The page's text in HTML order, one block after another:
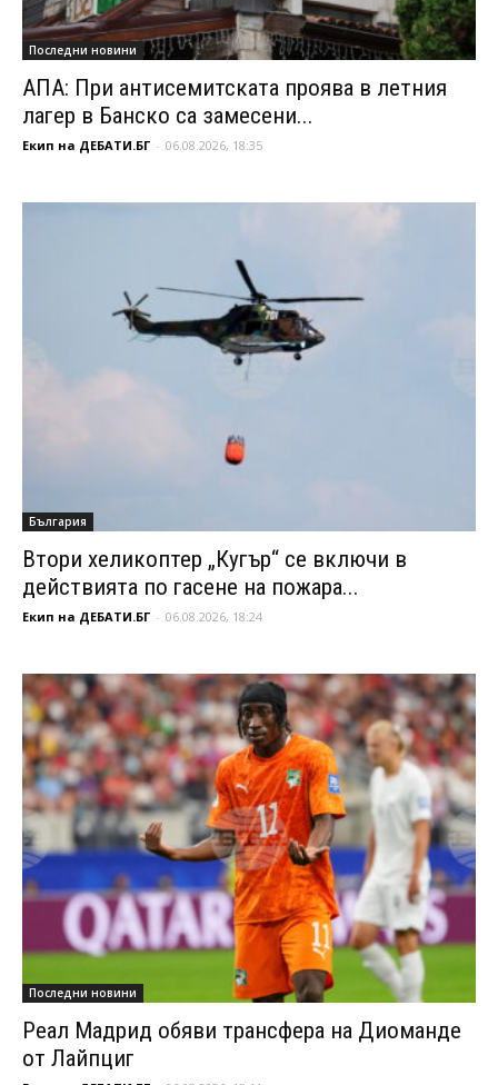
Последни новини
АПА: При антисемитската проява в летния
лагер в Банско са замесени...
Екип на ДЕБАТИ.БГ - 06.08.2026, 18:35
България
Втори хеликоптер „Кугър“ се включи в
действията по гасене на пожара...
Екип на ДЕБАТИ.БГ - 06.08.2026, 18:24
Последни новини
Реал Мадрид обяви трансфера на Диоманде
от Лайпциг